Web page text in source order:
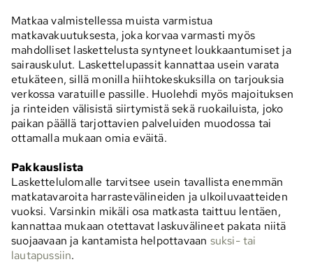
Matkaa valmistellessa muista varmistua
matkavakuutuksesta, joka korvaa varmasti myös
mahdolliset laskettelusta syntyneet loukkaantumiset ja
sairauskulut. Laskettelupassit kannattaa usein varata
etukäteen, sillä monilla hiihtokeskuksilla on tarjouksia
verkossa varatuille passille. Huolehdi myös majoituksen
ja rinteiden välisistä siirtymistä sekä ruokailuista, joko
paikan päällä tarjottavien palveluiden muodossa tai
ottamalla mukaan omia eväitä.
Pakkauslista
Laskettelulomalle tarvitsee usein tavallista enemmän
matkatavaroita harrastevälineiden ja ulkoiluvaatteiden
vuoksi. Varsinkin mikäli osa matkasta taittuu lentäen,
kannattaa mukaan otettavat laskuvälineet pakata niitä
suojaavaan ja kantamista helpottavaan suksi- tai
lautapussiin.